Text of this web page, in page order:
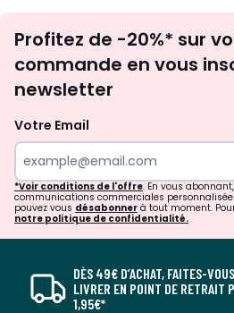
Profitez de -20%* sur
commande en vous
newsletter
Votre Email
*Voir conditions de l'offre. En vous
communications commerciales
pouvez vous désabonner à tout moment.
notre politique de confidentialité.
DÈS 49€ D’ACHAT, FAITES-VOUS
LIVRER EN POINT DE RETRAIT
1,95€*